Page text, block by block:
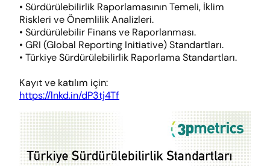
• Sürdürülebilirlik Raporlamasının Temeli, İklim
Riskleri ve Önemlilik Analizleri.
• Sürdürülebilir Finans ve Raporlanması.
• GRI (Global Reporting Initiative) Standartları.
• Türkiye Sürdürülebilirlik Raporlama Standartları.
Kayıt ve katılım için:
https://lnkd.in/dP3tj4Tf